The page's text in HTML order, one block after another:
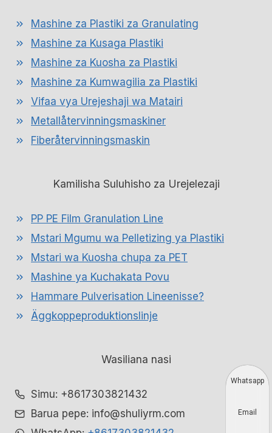
Mashine za Plastiki za Granulating
Mashine za Kusaga Plastiki
Mashine za Kuosha za Plastiki
Mashine za Kumwagilia za Plastiki
Vifaa vya Urejeshaji wa Matairi
Metallåtervinningsmaskiner
Fiberåtervinningsmaskin
Kamilisha Suluhisho za Urejelezaji
PP PE Film Granulation Line
Mstari Mgumu wa Pelletizing ya Plastiki
Mstari wa Kuosha chupa za PET
Mashine ya Kuchakata Povu
Hammare Pulverisation Lineenisse?
Äggkoppeproduktionslinje
Wasiliana nasi
Simu: +8617303821432
Barua pepe: info@shuliyrm.com
Whatsapp
Email